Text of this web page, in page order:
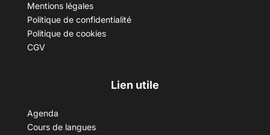
Mentions légales
Politique de confidentialité
Politique de cookies
CGV
Lien utile
Agenda
Cours de langues